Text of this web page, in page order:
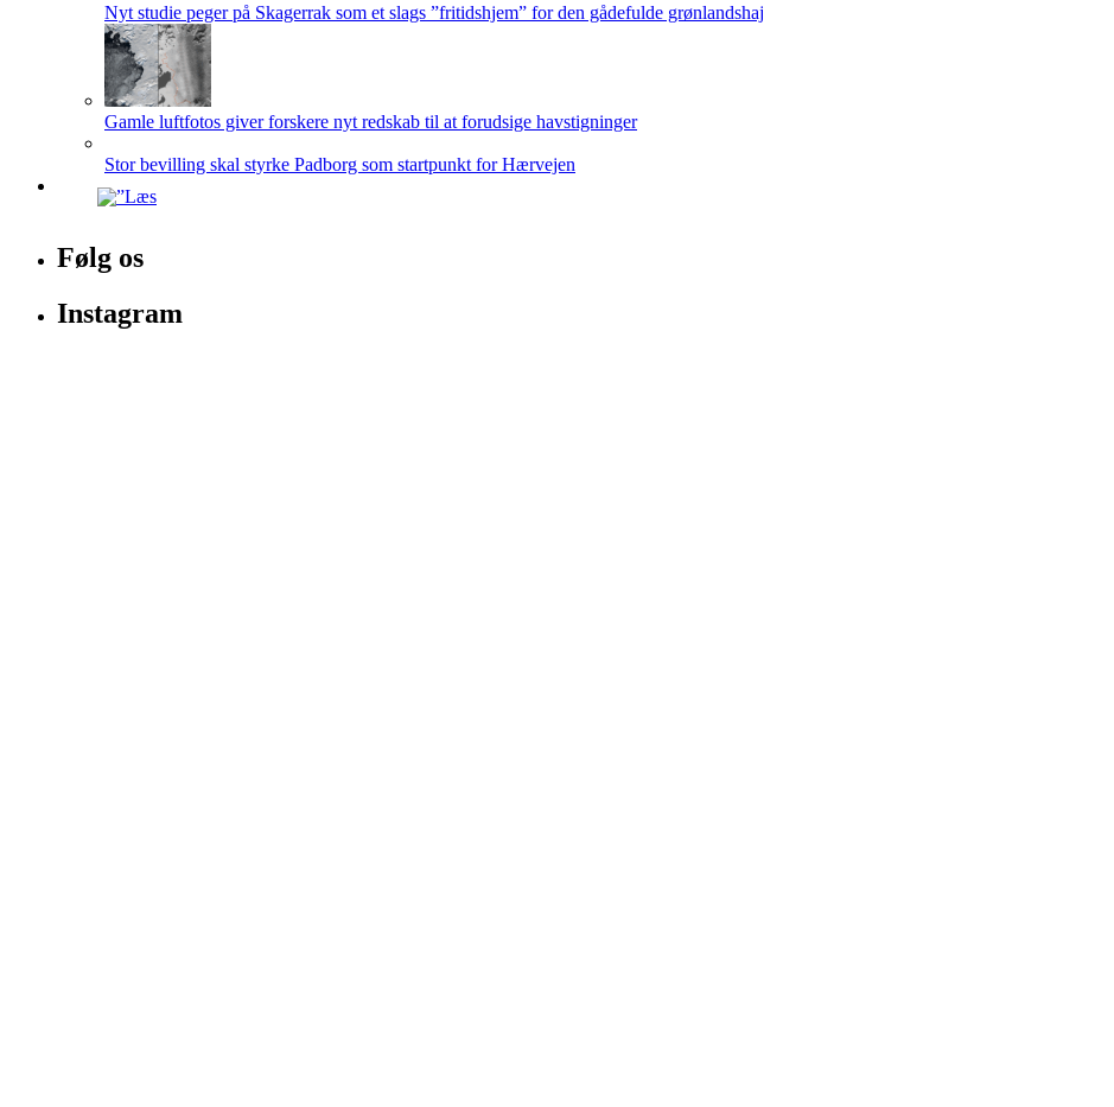
Nyt studie peger på Skagerrak som et slags ”fritidshjem” for den gådefulde grønlandshaj
Gamle luftfotos giver forskere nyt redskab til at forudsige havstigninger
Stor bevilling skal styrke Padborg som startpunkt for Hærvejen
Følg os
Instagram